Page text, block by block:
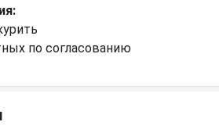
по согласованию